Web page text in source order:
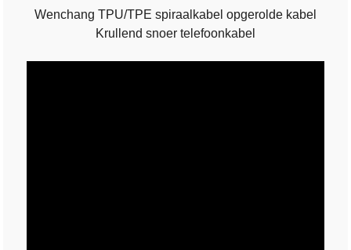
Wenchang TPU/TPE spiraalkabel opgerolde kabel
Krullend snoer telefoonkabel